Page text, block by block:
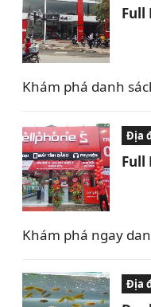
Full
Khám phá danh
Địa
Full
Khám phá ngay
Địa